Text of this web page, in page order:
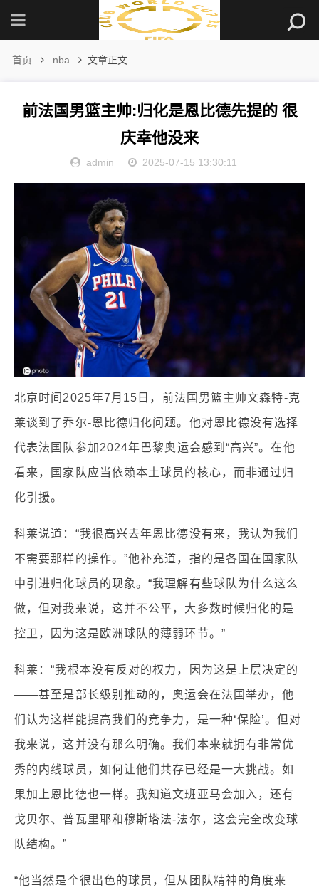
首页 nba 文章正文
前法国男篮主帅:归化是恩比德先提的 很
庆幸他没来
admin 2025-07-15 13:30:11
北京时间2025年7月15日，前法国男篮主帅文森特-克
莱谈到了乔尔-恩比德归化问题。他对恩比德没有选择
代表法国队参加2024年巴黎奥运会感到“高兴”。在他
看来，国家队应当依赖本土球员的核心，而非通过归
化引援。
科莱说道：“我很高兴去年恩比德没有来，我认为我们
不需要那样的操作。”他补充道，指的是各国在国家队
中引进归化球员的现象。“我理解有些球队为什么这么
做，但对我来说，这并不公平，大多数时候归化的是
控卫，因为这是欧洲球队的薄弱环节。”
科莱：“我根本没有反对的权力，因为这是上层决定的
——甚至是部长级别推动的，奥运会在法国举办，他
们认为这样能提高我们的竞争力，是一种‘保险’。但对
我来说，这并没有那么明确。我们本来就拥有非常优
秀的内线球员，如何让他们共存已经是一大挑战。如
果加上恩比德也一样。我知道文班亚马会加入，还有
戈贝尔、普瓦里耶和穆斯塔法-法尔，这会完全改变球
队结构。”
“他当然是个很出色的球员，但从团队精神的角度来